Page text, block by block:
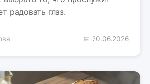
радовать глаз.
📅 20.06.2026